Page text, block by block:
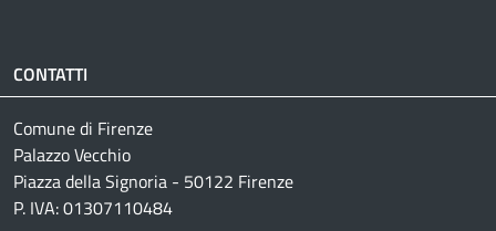
CONTATTI
Comune di Firenze
Palazzo Vecchio
Piazza della Signoria - 50122 Firenze
P. IVA: 01307110484